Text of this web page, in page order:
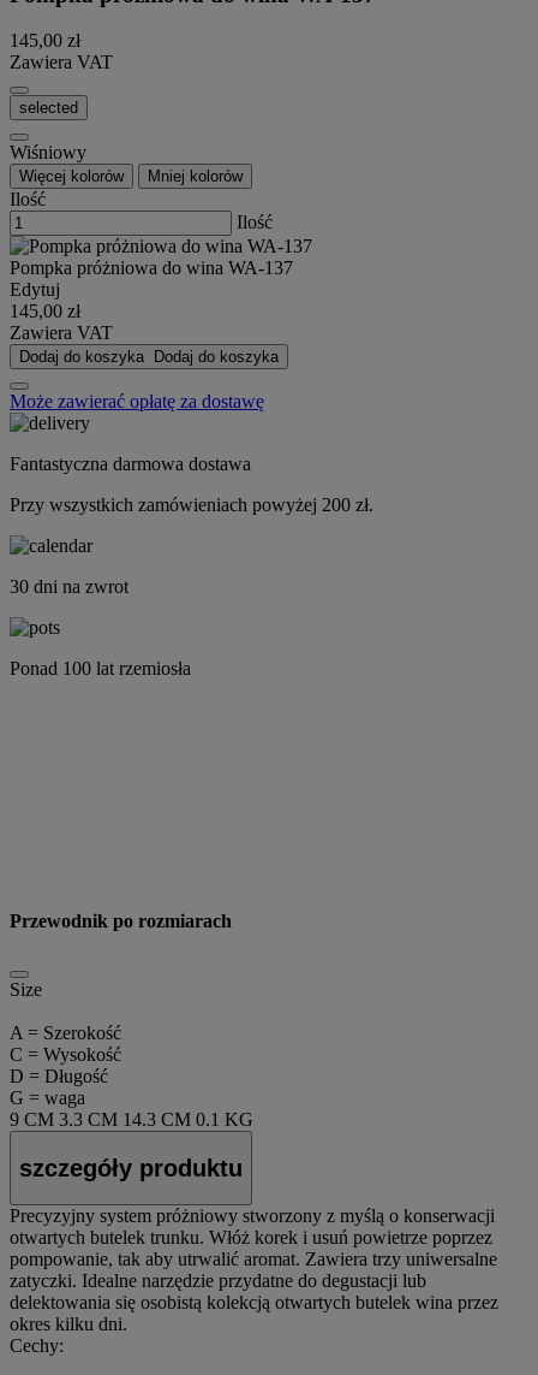
145,00 zł
Zawiera VAT
selected
Wiśniowy
Więcej kolorów Mniej kolorów
Ilość
Ilość
Pompka próżniowa do wina WA-137
Edytuj
145,00 zł
Zawiera VAT
Dodaj do koszyka Dodaj do koszyka
Może zawierać opłatę za dostawę
Fantastyczna darmowa dostawa
Przy wszystkich zamówieniach powyżej 200 zł.
30 dni na zwrot
Ponad 100 lat rzemiosła
Przewodnik po rozmiarach
Size
A = Szerokość
C = Wysokość
D = Długość
G = waga
9 CM 3.3 CM 14.3 CM 0.1 KG
szczegóły produktu
Precyzyjny system próżniowy stworzony z myślą o konserwacji
otwartych butelek trunku. Włóż korek i usuń powietrze poprzez
pompowanie, tak aby utrwalić aromat. Zawiera trzy uniwersalne
zatyczki. Idealne narzędzie przydatne do degustacji lub
delektowania się osobistą kolekcją otwartych butelek wina przez
okres kilku dni.
Cechy: